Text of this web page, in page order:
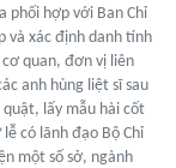
phối hợp với Ban Chỉ
và xác định danh tính
quan, đơn vị liên
anh hùng liệt sĩ sau
quật, lấy mẫu hài cốt
có lãnh đạo Bộ Chỉ
một số sở, ngành